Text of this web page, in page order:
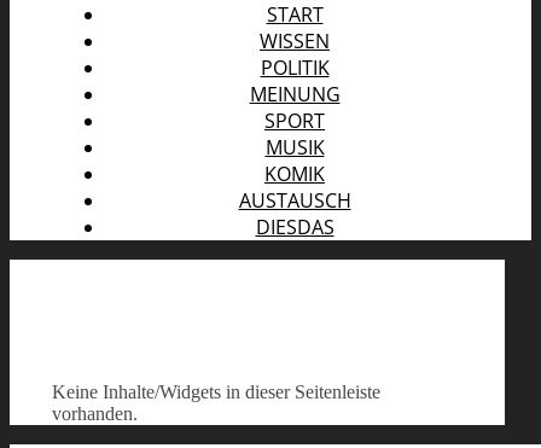
START
WISSEN
POLITIK
MEINUNG
SPORT
MUSIK
KOMIK
AUSTAUSCH
DIESDAS
Keine Inhalte/Widgets in dieser Seitenleiste
vorhanden.